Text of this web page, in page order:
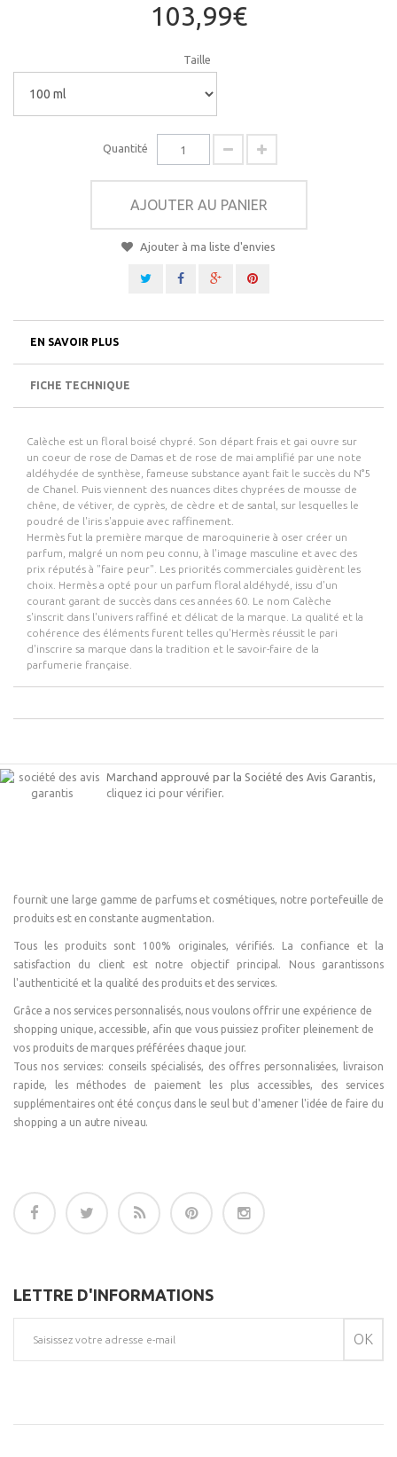
103,99€
Taille
Quantité
AJOUTER AU PANIER
Ajouter à ma liste d'envies
EN SAVOIR PLUS
FICHE TECHNIQUE
Calèche est un floral boisé chypré. Son départ frais et gai ouvre sur
un coeur de rose de Damas et de rose de mai amplifié par une note
aldéhydée de synthèse, fameuse substance ayant fait le succès du N°5
de Chanel. Puis viennent des nuances dites chyprées de mousse de
chêne, de vétiver, de cyprès, de cèdre et de santal, sur lesquelles le
poudré de l'iris s'appuie avec raffinement.
Hermès fut la première marque de maroquinerie à oser créer un
parfum, malgré un nom peu connu, à l'image masculine et avec des
prix réputés à "faire peur". Les priorités commerciales guidèrent les
choix. Hermès a opté pour un parfum floral aldéhydé, issu d'un
courant garant de succès dans ces années 60. Le nom Calèche
s'inscrit dans l'univers raffiné et délicat de la marque. La qualité et la
cohérence des éléments furent telles qu'Hermès réussit le pari
d'inscrire sa marque dans la tradition et le savoir-faire de la
parfumerie française.
Marchand approuvé par la Société des Avis Garantis,
cliquez ici pour vérifier.
fournit une large gamme de parfums et cosmétiques, notre portefeuille de
produits est en constante augmentation.
Tous les produits sont 100% originales, vérifiés. La confiance et la
satisfaction du client est notre objectif principal. Nous garantissons
l'authenticité et la qualité des produits et des services.
Grâce a nos services personnalisés, nous voulons offrir une expérience de
shopping unique, accessible, afin que vous puissiez profiter pleinement de
vos produits de marques préférées chaque jour.
Tous nos services: conseils spécialisés, des offres personnalisées, livraison
rapide, les méthodes de paiement les plus accessibles, des services
supplémentaires ont été conçus dans le seul but d'amener l'idée de faire du
shopping a un autre niveau.
LETTRE D'INFORMATIONS
OK